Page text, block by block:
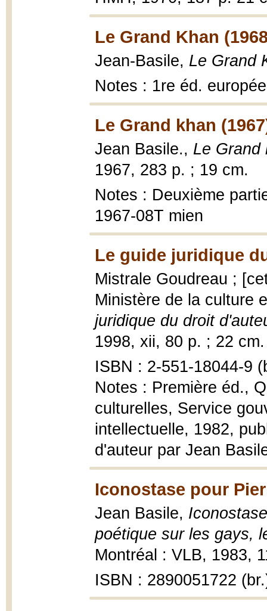
Le Grand Khan
Jean-Basile, Le Grand
Notes : 1re éd.
Le Grand khan
Jean Basile., Le Grand
1967, 283 p. ; 19 cm.
Notes : Deuxième
1967-08T mien
Le guide juridique
Mistrale Goudreau ;
Ministère de la culture
juridique du droit
1998, xii, 80 p. ; 22 cm.
ISBN : 2-551-18044-9
Notes : Première éd.,
culturelles, Service
intellectuelle, 1982,
d'auteur par Jean
Iconostase pour
Jean Basile,
poétique sur les gays,
Montréal : VLB, 1983,
ISBN : 2890051722